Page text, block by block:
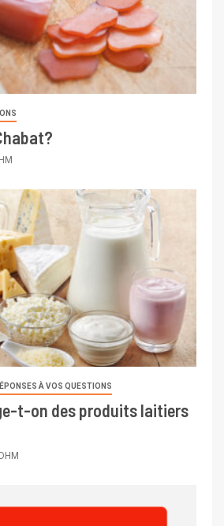
À VOS QUESTIONS
t-on des produits laitiers